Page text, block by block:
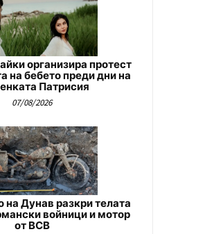
организира протест
на бебето преди дни на
Патрисия
07/08/2026
на Дунав разкри телата
войници и мотор
от ВСВ